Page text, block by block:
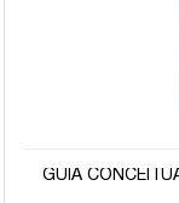
GUIA